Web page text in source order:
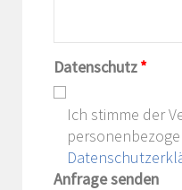
Datenschutz*
Ich stimme der
Anfrage senden